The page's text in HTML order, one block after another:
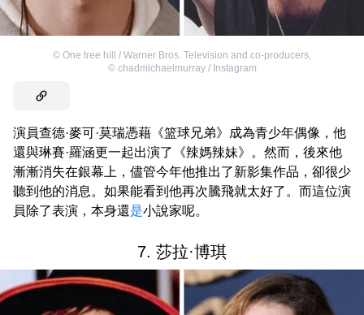
© One tree hill / Warner Bros. Television and co-producers
© chadmichaelmurray / Instagram
演員查德·麥可·莫瑞憑藉《篮球兄弟》成為青少年偶像，他
還與琳賽·羅涵更一起出演了《辣媽辣妹》。然而，後來他
漸漸消失在銀幕上，儘管今年他推出了新影集作品，卻很少
聽到他的消息。如果能看到他再次騰飛就太好了。而這位演
員除了表演，本身還是小說家呢。
7. 莎拉·博琪